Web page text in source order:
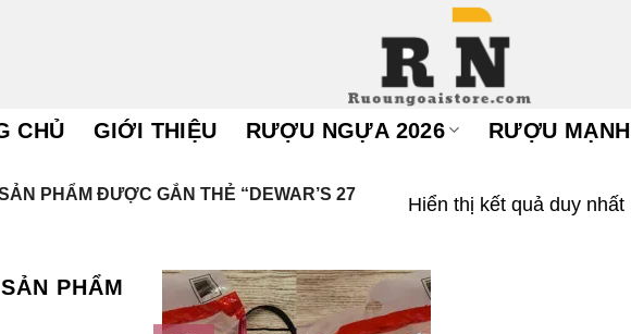
CHỦ GIỚI THIỆU RƯỢU NGỰA 2026 RƯỢU MẠNH
PHẨM ĐƯỢC GẮN THẺ “DEWAR’S 27
Hiển thị kết quả duy nhất
PHẨM